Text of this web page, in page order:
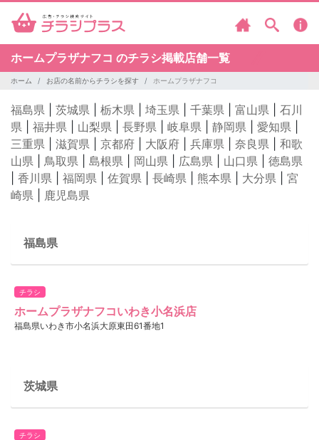
ホームプラザナフコ のチラシ掲載店舗一覧
ホーム お店の名前からチラシを探す ホームプラザナフコ
福島県 茨城県 栃木県 埼玉県 千葉県 富山県
石川
県
福井県 山梨県 長野県 岐阜県 静岡県 愛知県
三重県
滋賀県 京都府 大阪府 兵庫県 奈良県
和歌
山県
鳥取県 島根県 岡山県 広島県 山口県
徳島県
香川県 福岡県 佐賀県 長崎県 熊本県 大分県
宮
崎県
鹿児島県
福島県
チラシ
ホームプラザナフコいわき小名浜店
福島県いわき市小名浜大原東田61番地1
茨城県
チラシ